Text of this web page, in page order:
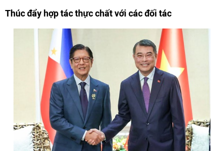
Thúc đẩy hợp tác thực chất với các đối tác